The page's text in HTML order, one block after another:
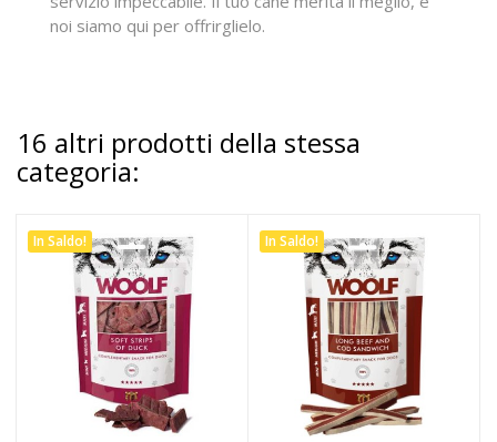
noi siamo qui per offrirglielo.
16 altri prodotti della stessa
categoria:
In Saldo! In Saldo!